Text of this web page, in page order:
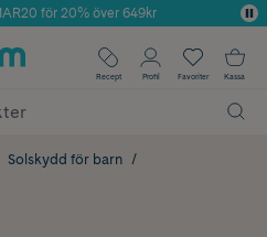
inom Skönhet
för 20% över 649kr
frakt
på alla köp*
Recept Profil Favoriter Kassa
Solskydd för barn